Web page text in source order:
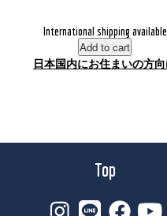
International shipping available
Add to cart
日本国内にお住まいの方
Top